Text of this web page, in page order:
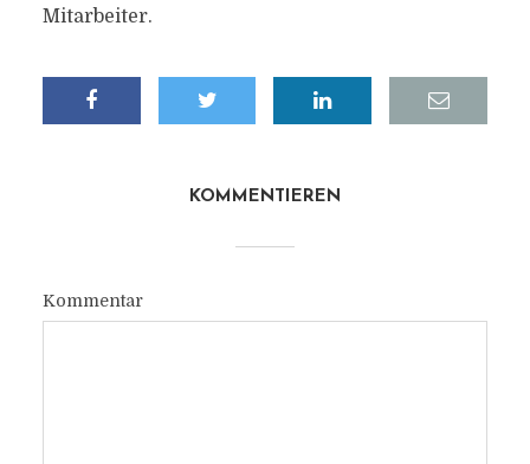
Mitarbeiter.
KOMMENTIEREN
Kommentar